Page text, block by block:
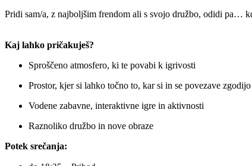
Pridi sam/a, z najboljšim frendom ali s svojo družbo, odidi pa…
Kaj lahko pričakuješ?
Sproščeno atmosfero, ki te povabi k igrivosti
Prostor, kjer si lahko točno to, kar si in se povezave
Vodene zabavne, interaktivne igre in aktivnosti
Raznoliko družbo in nove obraze
Potek srečanja: